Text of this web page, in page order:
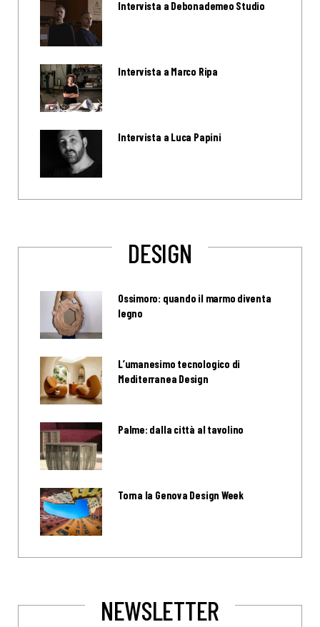
Intervista a Debonademeo Studio
Intervista a Marco Ripa
Intervista a Luca Papini
DESIGN
Ossimoro: quando il marmo diventa
legno
L’umanesimo tecnologico di
Mediterranea Design
Palme: dalla città al tavolino
Torna la Genova Design Week
NEWSLETTER